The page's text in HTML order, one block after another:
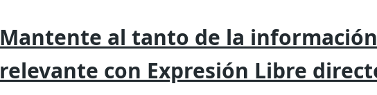
Mantente al tanto de la
relevante con Expresión Libre